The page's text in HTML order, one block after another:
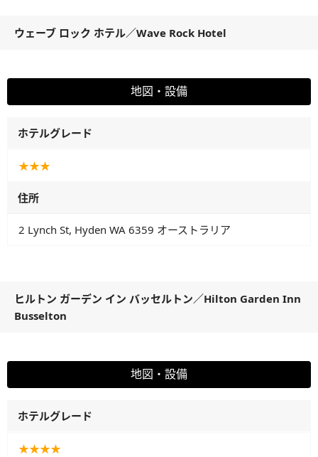
ウェーブ ロック ホテル／Wave Rock Hotel
地図・設備
ホテルグレード
★★★
住所
2 Lynch St, Hyden WA 6359 オーストラリア
ヒルトン ガーデン イン バッセルトン／Hilton Garden Inn
Busselton
地図・設備
ホテルグレード
★★★★